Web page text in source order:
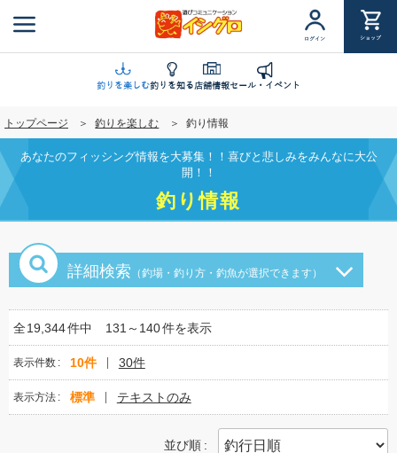
ン
に
移
動
ログイン ショップ
釣りを楽しむ釣りを知る店舗情報セール・イベント
トップページ 釣りを楽しむ 釣り情報
あなたのフィッシング情報を大募集！！喜びと悲しみをみんなに大公
開！！
釣り情報
詳細検索 （釣場・釣り方・釣魚が選択できます）
全19,344件中 131～140件を表示
表示件数 10件 30件
表示方法 標準 テキストのみ
並び順